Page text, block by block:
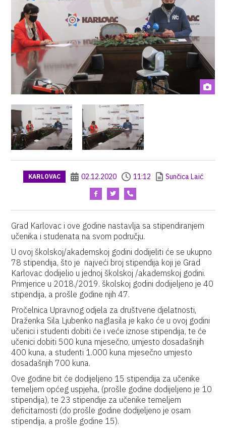
KARLOVAC 02.12.2020 11:12 Sunčica Laić
Grad Karlovac i ove godine nastavlja sa stipendiranjem
učenika i studenata na svom području.
U ovoj školskoj/akademskoj godini dodijeliti će se ukupno
78 stipendija, što je najveći broj stipendija koji je Grad
Karlovac dodijelio u jednoj školskoj /akademskoj godini.
Primjerice u 2018./2019. školskoj godini dodijeljeno je 40
stipendija, a prošle godine njih 47.
Pročelnica Upravnog odjela za društvene djelatnosti,
Draženka Sila Ljubenko naglasila je kako će u ovoj godini
učenici i studenti dobiti će i veće iznose stipendija, te će
učenici dobiti 500 kuna mjesečno, umjesto dosadašnjih
400 kuna, a studenti 1.000 kuna mjesečno umjesto
dosadašnjih 700 kuna.
Ove godine bit će dodijeljeno 15 stipendija za učenike
temeljem općeg uspjeha, (prošle godine dodijeljeno je 10
stipendija), te 23 stipendije za učenike temeljem
deficitarnosti (do prošle godine dodijeljeno je osam
stipendija, a prošle godine 15).